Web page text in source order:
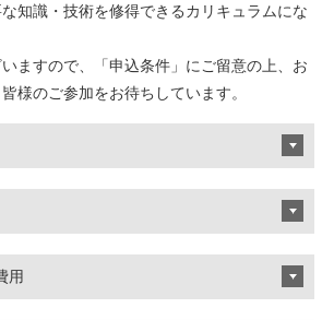
知識・技術を修得できるカリキュラムにな
ますので、「申込条件」にご留意の上、お
様のご参加をお待ちしています。
用